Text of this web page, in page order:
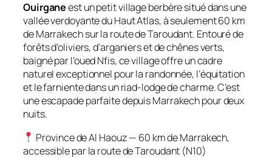
Ouirganeest un petit village berbère situé dans une
vallée verdoyante du Haut Atlas, à seulement 60 km
de Marrakech sur la route de Taroudant. Entouré de
forêts d’oliviers, d’arganiers et de chênes verts,
baigné par l’oued Nfis, ce village offre un cadre
naturel exceptionnel pour la randonnée, l’équitation
et le farniente dans un riad-lodge de charme. C’est
une escapade parfaite depuis Marrakech pour deux
nuits.
Province de Al Haouz — 60 km de Marrakech,
accessible par la route de Taroudant (N10)